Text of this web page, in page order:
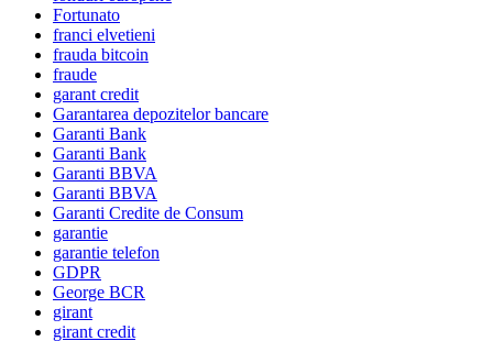
Fortunato
franci elvetieni
frauda bitcoin
fraude
garant credit
Garantarea depozitelor bancare
Garanti Bank
Garanti Bank
Garanti BBVA
Garanti BBVA
Garanti Credite de Consum
garantie
garantie telefon
GDPR
George BCR
girant
girant credit